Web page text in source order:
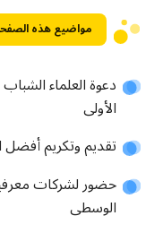
مواضيع هذه
دعوة العلماء
الأولى
تقديم وتكريم أفضل
حضور لشركات
الوسطى